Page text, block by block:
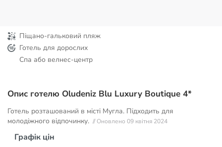
Піщано-гальковий пляж
Готель для дорослих
Спа або велнес-центр
Опис готелю Oludeniz Blu Luxury Boutique 4*
Готель розташований в місті Мугла. Підходить для
молодіжного відпочинку. // Оновлено 09 квітня 2024
Графік цін